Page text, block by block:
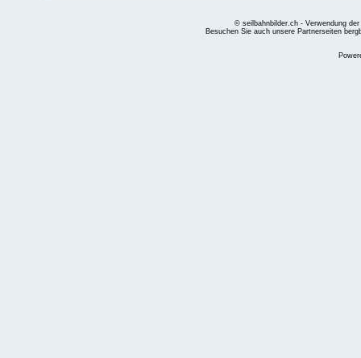
© seilbahnbilder.ch - Verwendung
Besuchen Sie auch unsere Partnerseiten